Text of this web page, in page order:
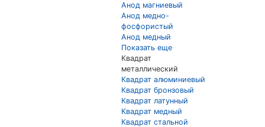
Анод магниевый
Анод медно-
фосфористый
Анод медный
Показать еще
Квадрат
металлический
Квадрат алюминиевый
Квадрат бронзовый
Квадрат латунный
Квадрат медный
Квадрат стальной